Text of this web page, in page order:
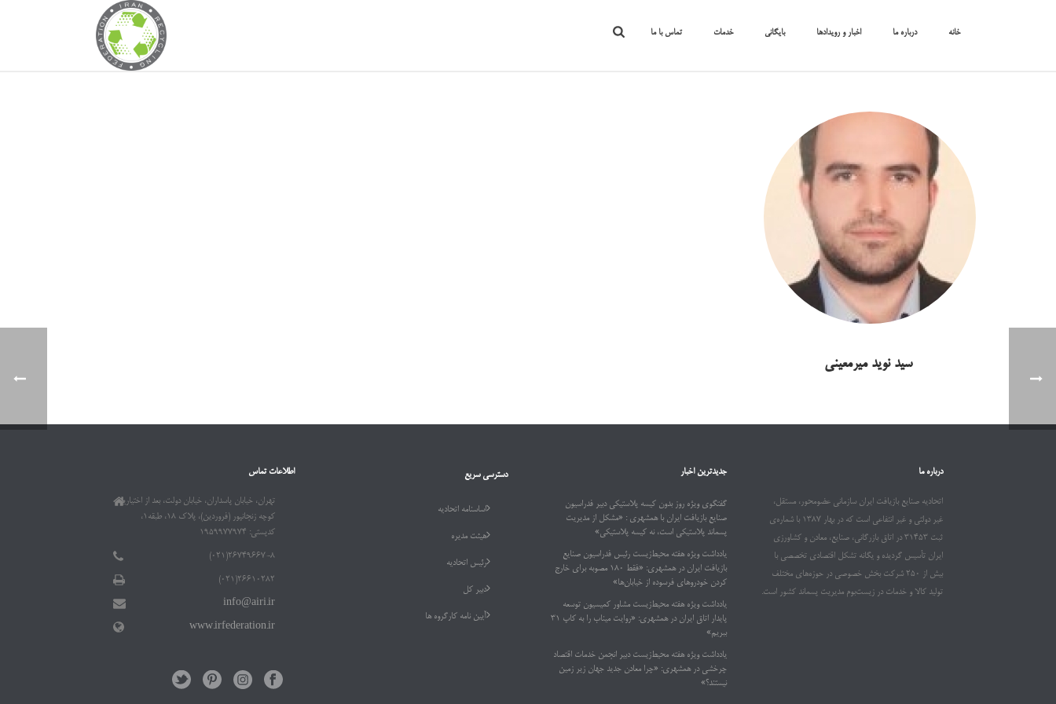
خانه درباره ما اخبار و رویدادها بایگانی خدمات تماس با ما
سید نوید میرمعینی
اطلاعات تماس
تهران، خیابان پاسداران، خیابان دولت، بعد از اختیاریه،
کوچه زنجانپور (فروردین)، پلاک ۱۸، طبقه۱،
کدپستی: ۱۹۵۹۹۷۷۹۷۴
۲۶۷۴۹۶۶۷-۸(۰۲۱)
۲۶۶۱۰۲۸۲(۰۲۱)
info@airi.ir
www.irfederation.ir
دسترسی سریع
اساسنامه اتحادیه
هیئت مدیره
رئیس اتحادیه
دبیر کل
آیین نامه کارگروه ها
جدیدترین اخبار
گفتگوی ویژه روز بدون کیسه پلاستیکی دبیر فدراسیون
صنایع بازیافت ایران با همشهری : «مشکل از مدیریت
پسماند پلاستیکی است، نه کیسه پلاستیکی»
یادداشت ویژه هفته محیط‌زیست رئیس فدراسیون صنایع
بازیافت ایران در همشهری: «فقط ۱۸۰ مصوبه برای خارج
کردن خودروهای فرسوده از خیابان‌ها»
یادداشت ویژه هفته محیط‌زیست مشاور کمیسیون توسعه
پایدار اتاق ایران در همشهری: «روایت میناب را به کاپ ۳۱
ببریم»
یادداشت ویژه هفته محیط‌زیست دبیر انجمن خدمات اقتصاد
چرخشی در همشهری: «چرا معادن جدید جهان زیر زمین
نیستند؟»
درباره ما
اتحادیه صنایع بازیافت ایران سازمانی عضومحور، مستقل،
غیر دولتی و غیر انتفاعی است که در بهار ۱۳۸۷ با شماره‌ی
ثبت ۳۱۴۵۳ در اتاق بازرگانی، صنایع، معادن و کشاورزی
ایران تأسیس گردیده و یگانه تشکل اقتصادی تخصصی با
بیش از ۲۵۰ شرکت بخش خصوصی در حوزه‌های مختلف
تولید کالا و خدمات در زیست‌بوم مدیریت پسماند کشور است.